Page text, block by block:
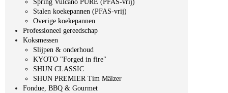
Spring Vulcano PURE (PFAS-vrij)
Stalen koekepannen (PFAS-vrij)
Overige koekepannen
Professioneel gereedschap
Koksmessen
Slijpen & onderhoud
KYOTO "Forged in fire"
SHUN CLASSIC
SHUN PREMIER Tim Mälzer
Fondue, BBQ & Gourmet